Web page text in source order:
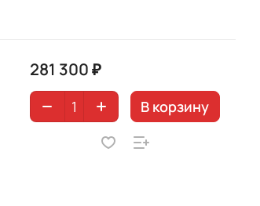
281 300 ₽
В корзину